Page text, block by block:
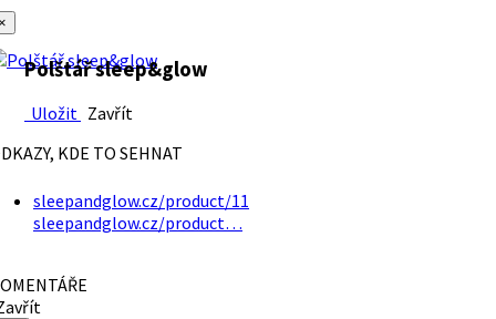
Polštář sleep&glow
Uložit Zavřít
KDE TO SEHNAT
sleepandglow.cz/product/11
sleepandglow.cz/product…